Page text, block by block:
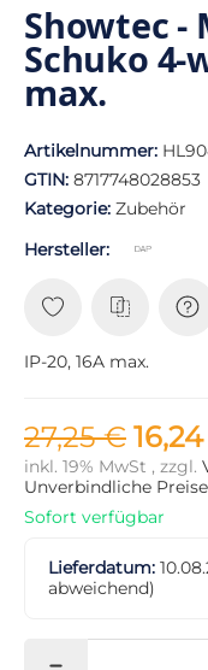
Showtec
Schuko 4-
max.
Artikelnummer:
GTIN: 8717748028853
Kategorie: Zubehör
Hersteller:
IP-20, 16A max.
27,25 €
inkl. 19% MwSt , zzgl.
Unverbindliche
Sofort verfügbar
Lieferdatum:
abweichend)